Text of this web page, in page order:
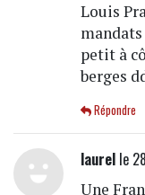
Louis
petit à
berges
Répondre
laurelle
Une